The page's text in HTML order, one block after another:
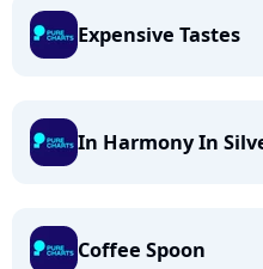
Expensive Tastes
In Harmony In
Coffee Spoon